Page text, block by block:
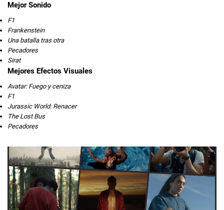
Mejor Sonido
F1
Frankenstein
Una batalla tras otra
Pecadores
Sirat
Mejores Efectos Visuales
Avatar: Fuego y ceniza
F1
Jurassic World: Renacer
The Lost Bus
Pecadores